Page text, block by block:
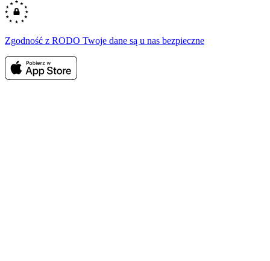
Zgodność z RODO Twoje dane są u nas bezpieczne